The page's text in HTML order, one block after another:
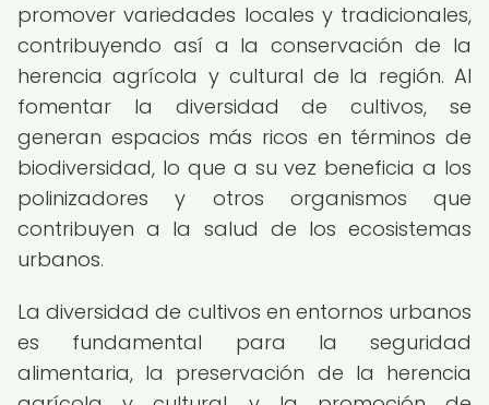
promover variedades locales y tradicionales,
contribuyendo así a la conservación de la
herencia agrícola y cultural de la región. Al
fomentar la diversidad de cultivos, se
generan espacios más ricos en términos de
biodiversidad, lo que a su vez beneficia a los
polinizadores y otros organismos que
contribuyen a la salud de los ecosistemas
urbanos.
La diversidad de cultivos en entornos urbanos
es fundamental para la seguridad
alimentaria, la preservación de la herencia